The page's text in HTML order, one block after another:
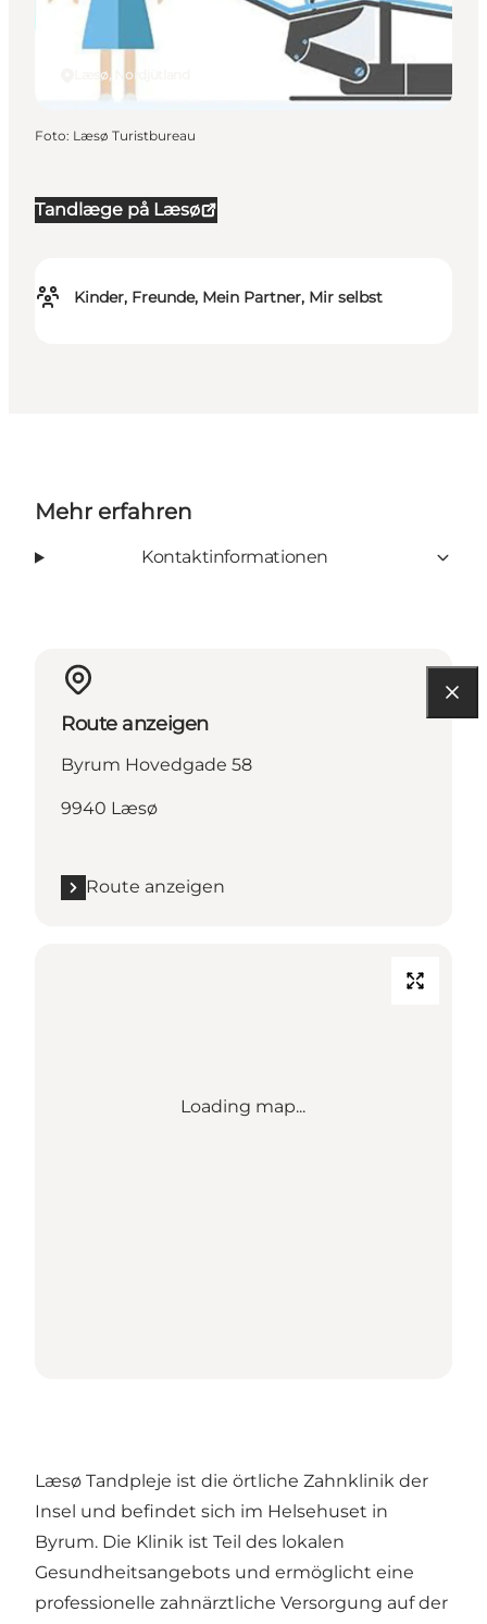
Tandlæge på Læsø
Kinder, Freunde, Mein Partner, Mir selbst
Læsø, Nordjütland
Foto: Læsø Turistbureau
Mehr erfahren
Kontaktinformationen
Route anzeigen
Byrum Hovedgade 58
9940 Læsø
Route anzeigen
Loading map...
Læsø Tandpleje ist die örtliche Zahnklinik der
Insel und befindet sich im Helsehuset in
Byrum. Die Klinik ist Teil des lokalen
Gesundheitsangebots und ermöglicht eine
professionelle zahnärztliche Versorgung auf der